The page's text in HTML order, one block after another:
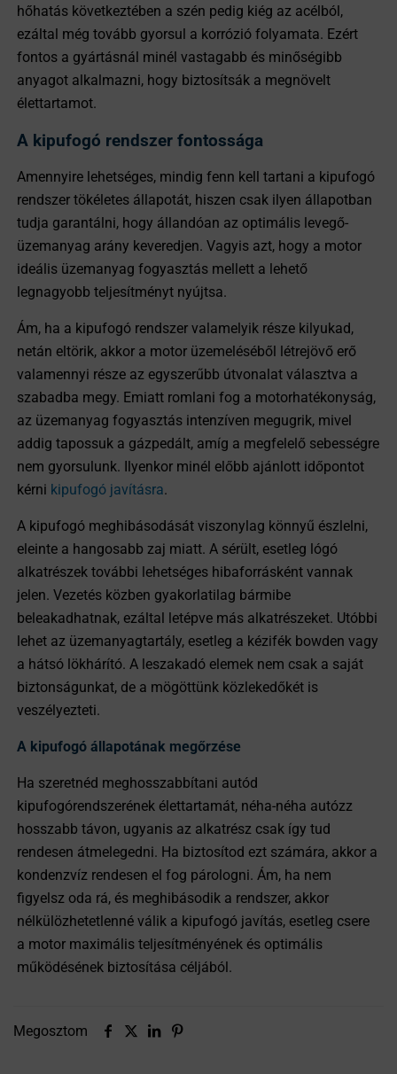
hőhatás következtében a szén pedig kiég az acélból,
ezáltal még tovább gyorsul a korrózió folyamata. Ezért
fontos a gyártásnál minél vastagabb és minőségibb
anyagot alkalmazni, hogy biztosítsák a megnövelt
élettartamot.
A kipufogó rendszer fontossága
Amennyire lehetséges, mindig fenn kell tartani a kipufogó
rendszer tökéletes állapotát, hiszen csak ilyen állapotban
tudja garantálni, hogy állandóan az optimális levegő-
üzemanyag arány keveredjen. Vagyis azt, hogy a motor
ideális üzemanyag fogyasztás mellett a lehető
legnagyobb teljesítményt nyújtsa.
Ám, ha a kipufogó rendszer valamelyik része kilyukad,
netán eltörik, akkor a motor üzemeléséből létrejövő erő
valamennyi része az egyszerűbb útvonalat választva a
szabadba megy. Emiatt romlani fog a motorhatékonyság,
az üzemanyag fogyasztás intenzíven megugrik, mivel
addig tapossuk a gázpedált, amíg a megfelelő sebességre
nem gyorsulunk. Ilyenkor minél előbb ajánlott időpontot
kérni kipufogó javításra.
A kipufogó meghibásodását viszonylag könnyű észlelni,
eleinte a hangosabb zaj miatt. A sérült, esetleg lógó
alkatrészek további lehetséges hibaforrásként vannak
jelen. Vezetés közben gyakorlatilag bármibe
beleakadhatnak, ezáltal letépve más alkatrészeket. Utóbbi
lehet az üzemanyagtartály, esetleg a kézifék bowden vagy
a hátsó lökhárító. A leszakadó elemek nem csak a saját
biztonságunkat, de a mögöttünk közlekedőkét is
veszélyezteti.
A kipufogó állapotának megőrzése
Ha szeretnéd meghosszabbítani autód
kipufogórendszerének élettartamát, néha-néha autózz
hosszabb távon, ugyanis az alkatrész csak így tud
rendesen átmelegedni. Ha biztosítod ezt számára, akkor a
kondenzvíz rendesen el fog párologni. Ám, ha nem
figyelsz oda rá, és meghibásodik a rendszer, akkor
nélkülözhetetlenné válik a kipufogó javítás, esetleg csere
a motor maximális teljesítményének és optimális
működésének biztosítása céljából.
Megosztom